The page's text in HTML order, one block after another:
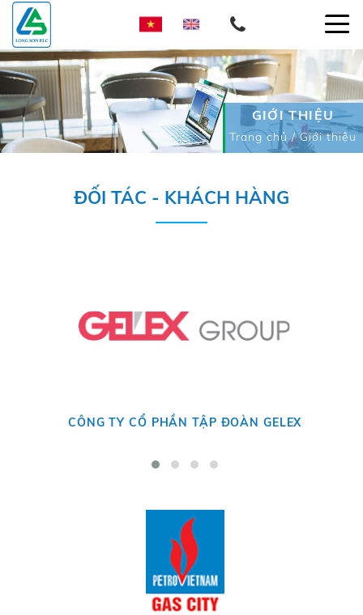
GIỚI THIỆU
Trang chủ /Giới thiệu
ĐỐI TÁC - KHÁCH HÀNG
CÔNG TY CỔ PHẦN TẬP ĐOÀN GELEX